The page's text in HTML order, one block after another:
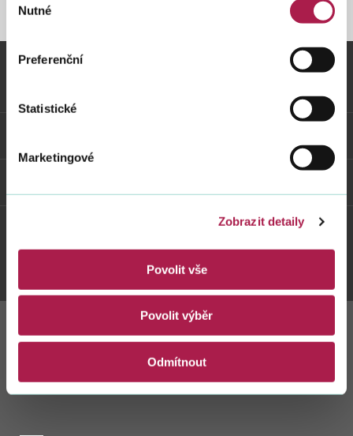
souhlasu
Nutné
Preferenční
Statistické
Marketingové
Zobrazit detaily
Povolit vše
Povolit výběr
Odmítnout
NOVINKY
Twitter Youtube Facebook Instagram
Zůstaňte s námi
v kontaktu